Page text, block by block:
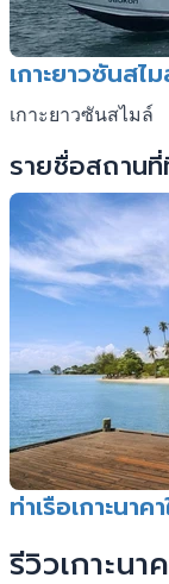
เกาะยาวซันสไ
เกาะยาวซันสไมล์
รายชื่อสถานที่
ท่าเรือเกาะนาค
รีวิวเกาะนา